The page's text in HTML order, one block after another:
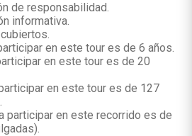
de responsabilidad.
informativa.
en este tour es de 6 años.
en este tour es de 20
en este tour es de 127
participar en este recorrido es de